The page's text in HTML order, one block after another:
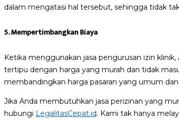
dalam mengatasi hal tersebut, sehingga tidak
5. Mempertimbangkan Biaya
Ketika menggunakan jasa pengurusan izin
tertipu dengan harga yang murah dan tidak
membandingkan harga pasaran yang umum
Jika Anda membutuhkan jasa perizinan yang
hubungi LegalitasCepat.id. Kami tak hanya